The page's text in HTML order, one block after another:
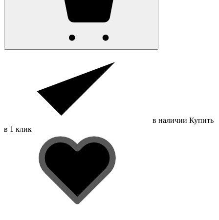
в наличии Купить
в 1 клик